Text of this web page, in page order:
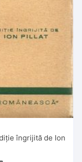
îngrijită de Ion